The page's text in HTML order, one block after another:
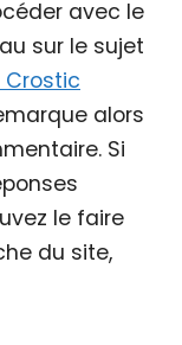
avec le
sur le sujet
Crostic
alors
Si
le faire
du site,